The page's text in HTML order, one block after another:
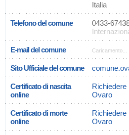
Italia
Telefono del comune
0433-
E-mail del comune Caricamento...
Sito Ufficiale del comune
Certificato di nascita
online
Richiedere
Ovaro
Certificato di morte
online
Richiedere
Ovaro